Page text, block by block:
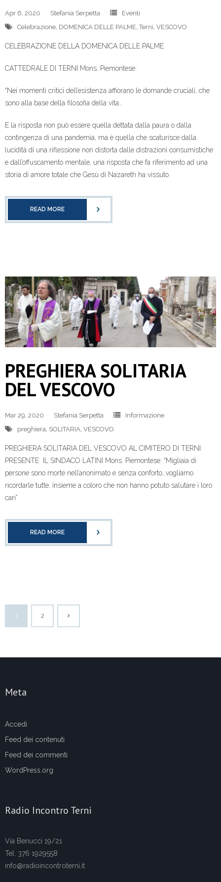
Apr 6, 2020 Stefania Serpetta
Eventi
Celebrazione, DOMENICA DELLE PALME,Terni, VESCOVO
CELEBRAZIONE DELLA DOMENICA DELLE PALME
CATTEDRALE DI TERNI Mons. Piemontese:
“Nei momenti critici dell’esistenza affiorano le domande cruciali, che
sono alla base della filosofia della vita…
E la risposta non può essere quella dettata dalla paura o dalla
contingenza di una pandemia, ma è quella che scaturisce dalla
lucidità di una riflessione non distorta dalle distrazioni consumistiche
e dall’offuscamento mentale, una risposta che fa riferimento ad una
storia di amore totale che Gesù di Nazareth ha vissuto
READ MORE
PREGHIERA SOLITARIA
DEL VESCOVO
Mar 29, 2020 Stefania Serpetta
Informazione
preghiera SOLITARIA VESCOVO
PREGHIERA SOLITARIA DEL VESCOVO AL CIMITERO DI TERNI.
PRESENTE IL SINDACO LATINI Mons. Piemontese: “Migliaia di
persone sono morte nell’anonimato e senza conforto…vogliamo
ricordarle tutte, insieme a coloro che non hanno potuto salutare i loro
cari”
READ MORE
1 2
Meta
Accedi
Feed dei contenuti
Feed dei commenti
WordPress.org
Radio Incontro Terni
Via Benucci 19/21
Tel. 376 1929558
info@radioincontroterni.it